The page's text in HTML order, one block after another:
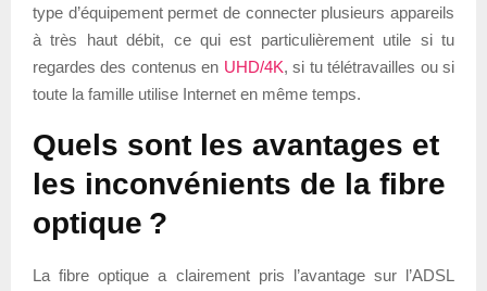
type d’équipement permet de connecter plusieurs appareils
à très haut débit, ce qui est particulièrement utile si tu
regardes des contenus en UHD/4K, si tu télétravailles ou si
toute la famille utilise Internet en même temps.
Quels sont les avantages et
les inconvénients de la fibre
optique ?
La fibre optique a clairement pris l’avantage sur l’ADSL